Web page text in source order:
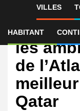
VILLES
HABITANT
International
Mondial
les
de
Qatar